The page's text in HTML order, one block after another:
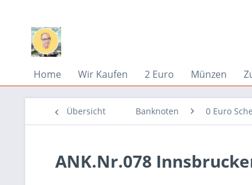
Home Wir Kaufen 2 Euro Münzen
Übersicht Banknoten 0 Euro
ANK.Nr.078